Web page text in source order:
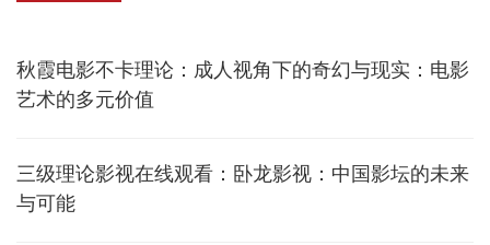
秋霞电影不卡理论：成人视角下的奇幻与现实：电影
艺术的多元价值
三级理论影视在线观看：卧龙影视：中国影坛的未来
与可能